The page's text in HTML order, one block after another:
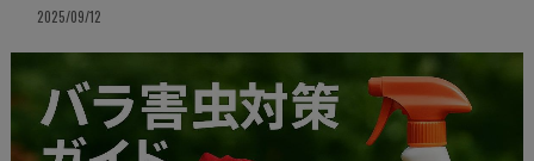
2025/09/12